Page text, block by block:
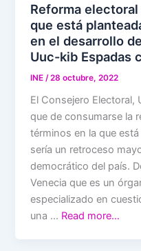
Reforma
que está
en el desarrollo
Uuc-kib Espadas
INE /28 octubre, 2022
El Consejero
que de consumarse la
términos en la que
sería un retroceso
democrático del país.
Venecia que es un
especializado en
una … Read more…